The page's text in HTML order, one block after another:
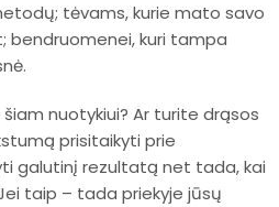
tėvams, kurie mato savo
bendruomenei, kuri tampa
nuotykiui? Ar turite drąsos
prisitaikyti prie
galutinį rezultatą net tada, kai
taip – tada priekyje jūsų